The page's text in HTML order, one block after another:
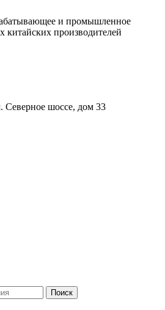
и промышленное
китайских производителей
Северное шоссе, дом 33
Поиск